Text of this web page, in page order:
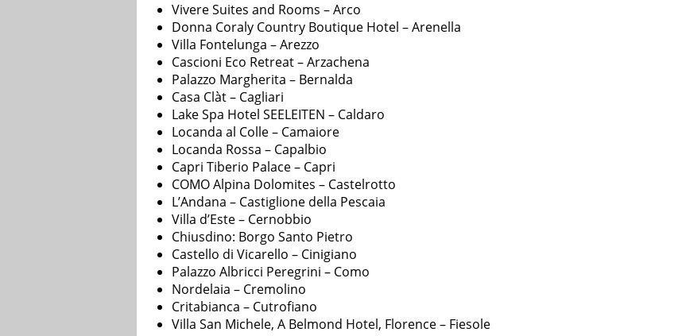
Vivere Suites and Rooms – Arco
Donna Coraly Country Boutique Hotel – Arenella
Villa Fontelunga – Arezzo
Cascioni Eco Retreat – Arzachena
Palazzo Margherita – Bernalda
Casa Clàt – Cagliari
Lake Spa Hotel SEELEITEN – Caldaro
Locanda al Colle – Camaiore
Locanda Rossa – Capalbio
Capri Tiberio Palace – Capri
COMO Alpina Dolomites – Castelrotto
L’Andana – Castiglione della Pescaia
Villa d’Este – Cernobbio
Chiusdino: Borgo Santo Pietro
Castello di Vicarello – Cinigiano
Palazzo Albricci Peregrini – Como
Nordelaia – Cremolino
Critabianca – Cutrofiano
Villa San Michele, A Belmond Hotel, Florence – Fiesole